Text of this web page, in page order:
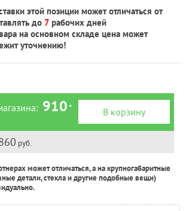
Под заказ
Под заказ
Под заказ
этой позиции может отличаться от
до 7 рабочих дней
на основном складе цена может
уточнению!
910*
В корзину
руб.
может отличаться, а на крупногабаритные
детали, стекла и другие подобные вещи)